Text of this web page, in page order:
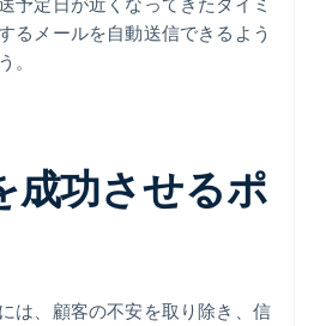
るメールを自動送信できるよう
。
成功させるポ
は、顧客の不安を取り除き、信